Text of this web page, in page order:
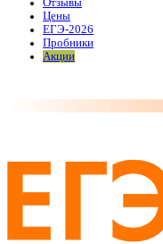
Цены
ЕГЭ-2026
Пробники
Акции